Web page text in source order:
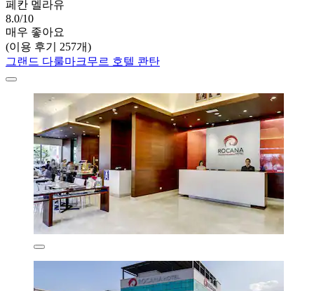
페칸 멜라유
8.0/10
매우 좋아요
(이용 후기 257개)
그랜드 다룰마크무르 호텔 콴탄